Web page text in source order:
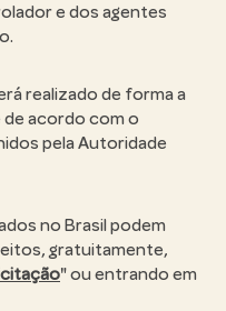
e dos agentes
realizado de forma a
de acordo com o
pela Autoridade
no Brasil podem
gratuitamente,
" ou entrando em